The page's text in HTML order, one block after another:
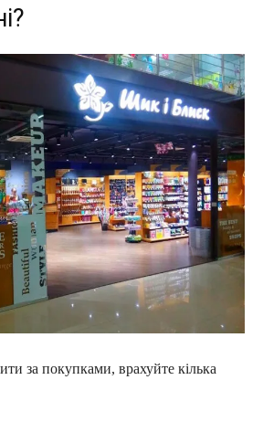
за покупками, врахуйте кілька